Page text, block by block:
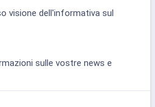
visione dell'informativa sul
sulle vostre news e